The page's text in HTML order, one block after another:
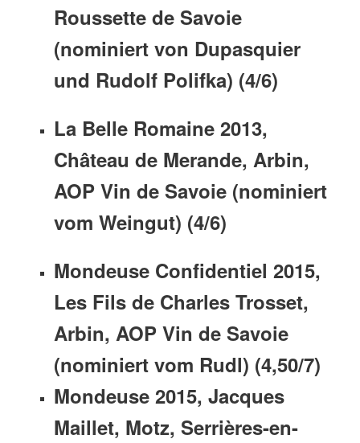
Roussette de Savoie
(nominiert von Dupasquier
und Rudolf Polifka) (4/6)
La Belle Romaine 2013,
Château de Merande, Arbin,
AOP Vin de Savoie (nominiert
vom Weingut) (4/6)
Mondeuse Confidentiel 2015,
Les Fils de Charles Trosset,
Arbin, AOP Vin de Savoie
(nominiert vom Rudl) (4,50/7)
Mondeuse 2015, Jacques
Maillet, Motz, Serrières-en-